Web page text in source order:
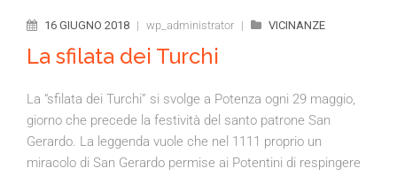
16 GIUGNO 2018 | wp_administrator | VICINANZE
La sfilata dei Turchi
La “sfilata dei Turchi” si svolge a Potenza ogni 29 maggio,
giorno che precede la festività del santo patrone San
Gerardo. La leggenda vuole che nel 1111 proprio un
miracolo di San Gerardo permise ai Potentini di respingere